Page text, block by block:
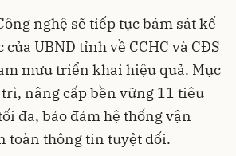
nghệ sẽ tiếp tục bám sát kế
UBND tỉnh về CCHC và CĐS
mưu triển khai hiệu quả. Mục
nâng cấp bền vững 11 tiêu
đa, bảo đảm hệ thống vận
toàn thông tin tuyệt đối.